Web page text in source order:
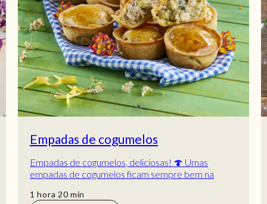
Empadas de cogumelos
Empadas de cogumelos, deliciosas! 🍄 Umas
empadas de cogumelos ficam sempre bem na
esta deliciosa...
1 hora
hora 20min
min